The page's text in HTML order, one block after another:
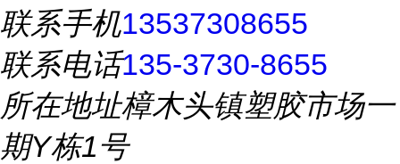
联系手机13537308655
联系电话135-3730-8655
所在地址樟木头镇塑胶市场一
期Y栋1号